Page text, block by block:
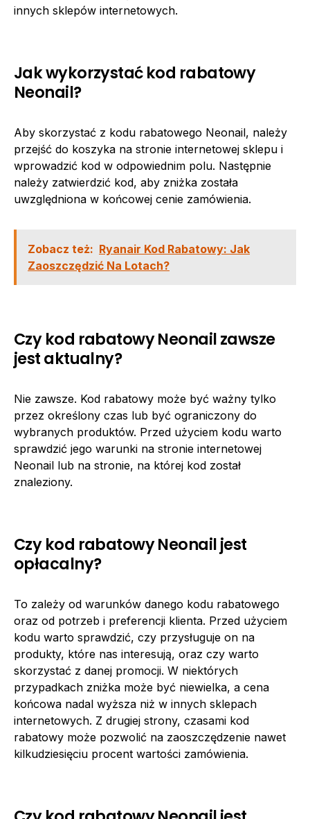
innych sklepów internetowych.
Jak wykorzystać kod rabatowy
Neonail?
Aby skorzystać z kodu rabatowego Neonail, należy
przejść do koszyka na stronie internetowej sklepu i
wprowadzić kod w odpowiednim polu. Następnie
należy zatwierdzić kod, aby zniżka została
uwzględniona w końcowej cenie zamówienia.
Zobacz też: Ryanair Kod Rabatowy: Jak
Zaoszczędzić Na Lotach?
Czy kod rabatowy Neonail zawsze
jest aktualny?
Nie zawsze. Kod rabatowy może być ważny tylko
przez określony czas lub być ograniczony do
wybranych produktów. Przed użyciem kodu warto
sprawdzić jego warunki na stronie internetowej
Neonail lub na stronie, na której kod został
znaleziony.
Czy kod rabatowy Neonail jest
opłacalny?
To zależy od warunków danego kodu rabatowego
oraz od potrzeb i preferencji klienta. Przed użyciem
kodu warto sprawdzić, czy przysługuje on na
produkty, które nas interesują, oraz czy warto
skorzystać z danej promocji. W niektórych
przypadkach zniżka może być niewielka, a cena
końcowa nadal wyższa niż w innych sklepach
internetowych. Z drugiej strony, czasami kod
rabatowy może pozwolić na zaoszczędzenie nawet
kilkudziesięciu procent wartości zamówienia.